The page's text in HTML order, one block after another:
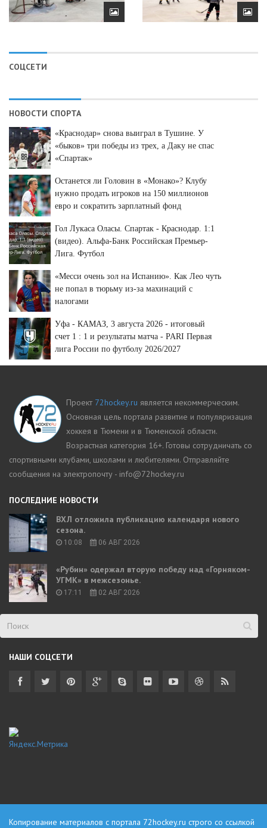
СОЦСЕТИ
НОВОСТИ СПОРТА
«Краснодар» снова выиграл в Тушине. У
«быков» три победы из трех, а Даку не спас
«Спартак»
Останется ли Головин в «Монако»? Клубу
нужно продать игроков на 150 миллионов
евро и сократить зарплатный фонд
Гол Лукаса Оласы. Спартак - Краснодар. 1:1
(видео). Альфа-Банк Российская Премьер-
Лига. Футбол
«Месси очень зол на Испанию». Как Лео чуть
не попал в тюрьму из-за махинаций с
налогами
Уфа - КАМАЗ, 3 августа 2026 - итоговый
счет 1 : 1 и результаты матча - PARI Первая
лига России по футболу 2026/2027
Проект 72hockey.ru является некоммерческим.
Основная цель портала развитие и популяризация
хоккея в Тюмени и в Тюменской области.
Возрастная категория 16+. Готовы сотрудничать со
спортивными клубами, школами и любителями. Отправляйте
сообщения на электропочту - info@72hockey.ru
ПОСЛЕДНИЕ НОВОСТИ
ВХЛ отложила публикацию календаря нового
сезона.
10:08 06 АВГ 2026
«Рубин» одержал вторую победу над «Горняком-
УГМК» в межсезонье.
17:11 02 АВГ 2026
НАШИ СОЦСЕТИ
Копирование материалов с портала 72hockey.ru строго со ссылкой